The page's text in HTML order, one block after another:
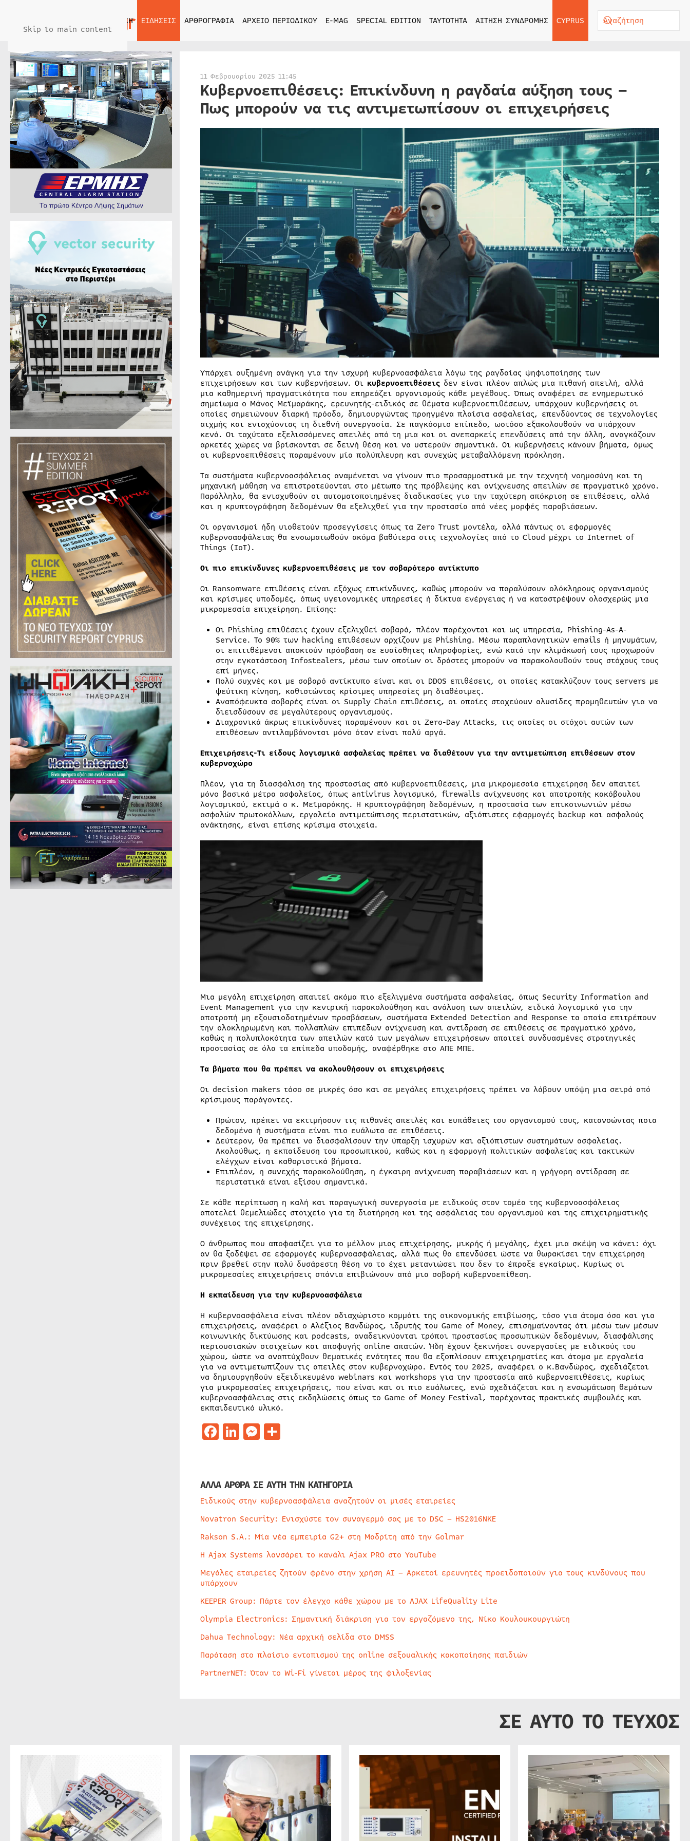
Skip to main content
ΑΡΧΙΚΗ ΕΙΔΗΣΕΙΣ ΑΡΘΡΟΓΡΑΦΙΑ ΑΡΧΕΙΟ ΠΕΡΙΟΔΙΚΟΥ E-MAG SPECIAL EDITION ΤΑΥΤΟΤΗΤΑ ΑΙΤΗΣΗ ΣΥΝΔΡΟΜΗΣ CYPRUS
11 Φεβρουαρίου 2025 11:45
Κυβερνοεπιθέσεις: Επικίνδυνη η ραγδαία αύξηση τους –
Πως μπορούν να τις αντιμετωπίσουν οι επιχειρήσεις
Υπάρχει αυξημένη ανάγκη για την ισχυρή κυβερνοασφάλεια λόγω της ραγδαίας ψηφιοποίησης των
επιχειρήσεων και των κυβερνήσεων. Οι κυβερνοεπιθέσειςδεν είναι πλέον απλώς μια πιθανή απειλή, αλλά
μια καθημερινή πραγματικότητα που επηρεάζει οργανισμούς κάθε μεγέθους. Όπως αναφέρει σε ενημερωτικό
σημείωμα ο Μάνος Μεϊμαράκης, ερευνητής-ειδικός σε θέματα κυβερνοεπιθέσεων, υπάρχουν κυβερνήσεις οι
οποίες σημειώνουν διαρκή πρόοδο, δημιουργώντας προηγμένα πλαίσια ασφαλείας, επενδύοντας σε τεχνολογίες
αιχμής και ενισχύοντας τη διεθνή συνεργασία. Σε παγκόσμιο επίπεδο, ωστόσο εξακολουθούν να υπάρχουν
κενά. Οι ταχύτατα εξελισσόμενες απειλές από τη μια και οι ανεπαρκείς επενδύσεις από την άλλη, αναγκάζουν
αρκετές χώρες να βρίσκονται σε δεινή θέση και να υστερούν σημαντικά. Οι κυβερνήσεις κάνουν βήματα, όμως
οι κυβερνοεπιθέσεις παραμένουν μία πολύπλευρη και συνεχώς μεταβαλλόμενη πρόκληση.
Τα συστήματα κυβερνοασφάλειας αναμένεται να γίνουν πιο προσαρμοστικά με την τεχνητή νοημοσύνη και τη
μηχανική μάθηση να επιστρατεύονται στο μέτωπο της πρόβλεψης και ανίχνευσης απειλών σε πραγματικό χρόνο.
Παράλληλα, θα ενισχυθούν οι αυτοματοποιημένες διαδικασίες για την ταχύτερη απόκριση σε επιθέσεις, αλλά
και η κρυπτογράφηση δεδομένων θα εξελιχθεί για την προστασία από νέες μορφές παραβιάσεων.
Οι οργανισμοί ήδη υιοθετούν προσεγγίσεις όπως τα Zero Trust μοντέλα, αλλά πάντως οι εφαρμογές
κυβερνοασφάλειας θα ενσωματωθούν ακόμα βαθύτερα στις τεχνολογίες από το Cloud μέχρι το Internet of
Things (IoT).
Οι πιο επικίνδυνες κυβερνοεπιθέσεις με τον σοβαρότερο αντίκτυπο
Οι Ransomware επιθέσεις είναι εξόχως επικίνδυνες, καθώς μπορούν να παραλύσουν ολόκληρους οργανισμούς
και κρίσιμες υποδομές, όπως υγειονομικές υπηρεσίες ή δίκτυα ενέργειας ή να καταστρέψουν ολοσχερώς μια
μικρομεσαία επιχείρηση. Επίσης:
Οι Phishing επιθέσεις έχουν εξελιχθεί σοβαρά, πλέον παρέχονται και ως υπηρεσία, Phishing-As-A-
Service. Το 90% των hacking επιθέσεων αρχίζουν με Phishing. Μέσω παραπλανητικών emails ή μηνυμάτων,
οι επιτιθέμενοι αποκτούν πρόσβαση σε ευαίσθητες πληροφορίες, ενώ κατά την κλιμάκωσή τους προχωρούν
στην εγκατάσταση Infostealers, μέσω των οποίων οι δράστες μπορούν να παρακολουθούν τους στόχους τους
επί μήνες.
Πολύ συχνές και με σοβαρό αντίκτυπο είναι και οι DDOS επιθέσεις, οι οποίες κατακλύζουν τους servers με
ψεύτικη κίνηση, καθιστώντας κρίσιμες υπηρεσίες μη διαθέσιμες.
Αναπόφευκτα σοβαρές είναι οι Supply Chain επιθέσεις, οι οποίες στοχεύουν αλυσίδες προμηθευτών για να
διεισδύσουν σε μεγαλύτερους οργανισμούς.
Διαχρονικά άκρως επικίνδυνες παραμένουν και οι Zero-Day Attacks, τις οποίες οι στόχοι αυτών των
επιθέσεων αντιλαμβάνονται μόνο όταν είναι πολύ αργά.
Επιχειρήσεις-Τι είδους λογισμικά ασφαλείας πρέπει να διαθέτουν για την αντιμετώπιση επιθέσεων στον
κυβερνοχώρο
Πλέον, για τη διασφάλιση της προστασίας από κυβερνοεπιθέσεις, μια μικρομεσαία επιχείρηση δεν απαιτεί
μόνο βασικά μέτρα ασφαλείας, όπως antivirus λογισμικό, firewalls ανίχνευσης και αποτροπής κακόβουλου
λογισμικού, εκτιμά ο κ. Μεϊμαράκης. Η κρυπτογράφηση δεδομένων, η προστασία των επικοινωνιών μέσω
ασφαλών πρωτοκόλλων, εργαλεία αντιμετώπισης περιστατικών, αξιόπιστες εφαρμογές backup και ασφαλούς
ανάκτησης, είναι επίσης κρίσιμα στοιχεία.
Μια μεγάλη επιχείρηση απαιτεί ακόμα πιο εξελιγμένα συστήματα ασφαλείας, όπως Security Information and
Event Management για την κεντρική παρακολούθηση και ανάλυση των απειλών, ειδικά λογισμικά για την
αποτροπή μη εξουσιοδοτημένων προσβάσεων, συστήματα Extended Detection and Response τα οποία επιτρέπουν
την ολοκληρωμένη και πολλαπλών επιπέδων ανίχνευση και αντίδραση σε επιθέσεις σε πραγματικό χρόνο,
καθώς η πολυπλοκότητα των απειλών κατά των μεγάλων επιχειρήσεων απαιτεί συνδυασμένες στρατηγικές
προστασίας σε όλα τα επίπεδα υποδομής, αναφέρθηκε στο ΑΠΕ ΜΠΕ.
Τα βήματα που θα πρέπει να ακολουθήσουν οι επιχειρήσεις
Οι decision makers τόσο σε μικρές όσο και σε μεγάλες επιχειρήσεις πρέπει να λάβουν υπόψη μια σειρά από
κρίσιμους παράγοντες.
Πρώτον, πρέπει να εκτιμήσουν τις πιθανές απειλές και ευπάθειες του οργανισμού τους, κατανοώντας ποια
δεδομένα ή συστήματα είναι πιο ευάλωτα σε επιθέσεις.
Δεύτερον, θα πρέπει να διασφαλίσουν την ύπαρξη ισχυρών και αξιόπιστων συστημάτων ασφαλείας.
Ακολούθως, η εκπαίδευση του προσωπικού, καθώς και η εφαρμογή πολιτικών ασφαλείας και τακτικών
ελέγχων είναι καθοριστικά βήματα.
Επιπλέον, η συνεχής παρακολούθηση, η έγκαιρη ανίχνευση παραβιάσεων και η γρήγορη αντίδραση σε
περιστατικά είναι εξίσου σημαντικά.
Σε κάθε περίπτωση η καλή και παραγωγική συνεργασία με ειδικούς στον τομέα της κυβερνοασφάλειας
αποτελεί θεμελιώδες στοιχείο για τη διατήρηση και της ασφάλειας του οργανισμού και της επιχειρηματικής
συνέχειας της επιχείρησης.
Ο άνθρωπος που αποφασίζει για το μέλλον μιας επιχείρησης, μικρής ή μεγάλης, έχει μια σκέψη να κάνει: όχι
αν θα ξοδέψει σε εφαρμογές κυβερνοασφάλειας, αλλά πως θα επενδύσει ώστε να θωρακίσει την επιχείρηση
πριν βρεθεί στην πολύ δυσάρεστη θέση να το έχει μετανιώσει που δεν το έπραξε εγκαίρως. Κυρίως οι
μικρομεσαίες επιχειρήσεις σπάνια επιβιώνουν από μια σοβαρή κυβερνοεπίθεση.
Η εκπαίδευση για την κυβερνοασφάλεια
Η κυβερνοασφάλεια είναι πλέον αδιαχώριστο κομμάτι της οικονομικής επιβίωσης, τόσο για άτομα όσο και για
επιχειρήσεις, αναφέρει ο Αλέξιος Βανδώρος, ιδρυτής του Game of Money, επισημαίνοντας ότι μέσω των μέσων
κοινωνικής δικτύωσης και podcasts, αναδεικνύονται τρόποι προστασίας προσωπικών δεδομένων, διασφάλισης
περιουσιακών στοιχείων και αποφυγής online απατών. Ήδη έχουν ξεκινήσει συνεργασίες με ειδικούς του
χώρου, ώστε να αναπτύχθουν θεματικές ενότητες που θα εξοπλίσουν επιχειρηματίες και άτομα με εργαλεία
για να αντιμετωπίζουν τις απειλές στον κυβερνοχώρο. Εντός του 2025, αναφέρει ο κ.Βανδώρος, σχεδιάζεται
να δημιουργηθούν εξειδικευμένα webinars και workshops για την προστασία από κυβερνοεπιθέσεις, κυρίως
για μικρομεσαίες επιχειρήσεις, που είναι και οι πιο ευάλωτες, ενώ σχεδιάζεται και η ενσωμάτωση θεμάτων
κυβερνοασφάλειας στις εκδηλώσεις όπως το Game of Money Festival, παρέχοντας πρακτικές συμβουλές και
εκπαιδευτικό υλικό.
Facebook
LinkedIn
Messenger
Μοιραστείτε
ΑΛΛΑ ΑΡΘΡΑ ΣΕ ΑΥΤΗ ΤΗΝ ΚΑΤΗΓΟΡΙΑ
Ειδικούς στην κυβερνοασφάλεια αναζητούν οι μισές εταιρείες
Novatron Security: Ενισχύστε τον συναγερμό σας με το DSC – HS2016NKE
Rakson S.A.: Μία νέα εμπειρία G2+ στη Μαδρίτη από την Golmar
Η Ajax Systems λανσάρει το κανάλι Ajax PRO στο YouTube
Μεγάλες εταιρείες ζητούν φρένο στην χρήση AI – Αρκετοί ερευνητές προειδοποιούν για τους κινδύνους που
υπάρχουν
KEEPER Group: Πάρτε τον έλεγχο κάθε χώρου με το AJAX LifeQuality Lite
Olympia Electronics: Σημαντική διάκριση για τον εργαζόμενο της, Νίκο Κουλουκουργιώτη
Dahua Technology: Νέα αρχική σελίδα στο DMSS
Παράταση στο πλαίσιο εντοπισμού της online σεξουαλικής κακοποίησης παιδιών
PartnerNET: Όταν το Wi-Fi γίνεται μέρος της φιλοξενίας
ΣΕ ΑΥΤΟ ΤΟ ΤΕΥΧΟΣ